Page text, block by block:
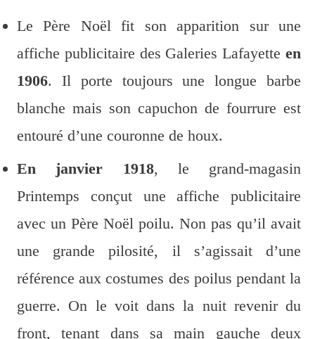
Le Père Noël fit son apparition sur une
affiche publicitaire des Galeries Lafayette en
1906. Il porte toujours une longue barbe
blanche mais son capuchon de fourrure est
entouré d’une couronne de houx.
En janvier 1918, le grand-magasin
Printemps conçut une affiche publicitaire
avec un Père Noël poilu. Non pas qu’il avait
une grande pilosité, il s’agissait d’une
référence aux costumes des poilus pendant la
guerre. On le voit dans la nuit revenir du
front, tenant dans sa main gauche deux